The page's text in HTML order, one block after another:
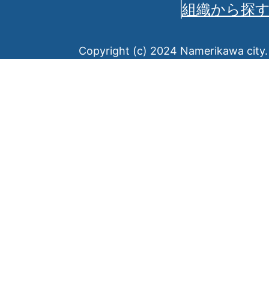
組織から探
Copyright (c) 2024 Namerikawa